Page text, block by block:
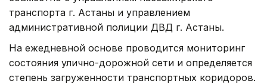
транспорта г. Астаны и управлением
административной полиции ДВД г. Астаны.
На ежедневной основе проводится мониторинг
состояния улично-дорожной сети и определяется
степень загруженности транспортных коридоров.